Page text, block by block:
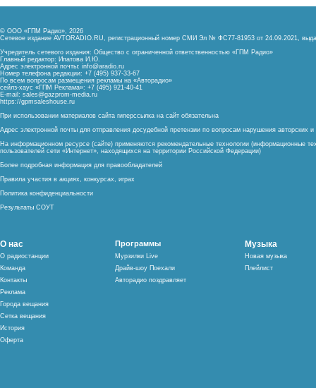
© ООО «ГПМ Радио», 2026
Сетевое издание AVTORADIO.RU, регистрационный номер СМИ Эл № ФС77-81953 от 24.09.2021,
Учредитель сетевого издания: Общество с ограниченной ответственностью «ГПМ Радио»
Главный редактор: Ипатова И.Ю.
Адрес электронной почты: info@aradio.ru
Номер телефона редакции: +7 (495) 937-33-67
По всем вопросам размещения рекламы на «Авторадио»
сейлз-хаус «ГПМ Реклама»: +7 (495) 921-40-41
E-mail: sales@gazprom-media.ru
https://gpmsaleshouse.ru
При использовании материалов сайта гиперссылка на сайт обязательна
Адрес электронной почты для отправления досудебной претензии по вопросам нарушения авторских
На информационном ресурсе (сайте) применяются рекомендательные технологии (информационные
пользователей сети «Интернет», находящихся на территории Российской Федерации)
Более подробная информация для правообладателей
Правила участия в акциях, конкурсах, играх
Политика конфиденциальности
Результаты СОУТ
О нас
О радиостанции
Команда
Контакты
Реклама
Города вещания
Сетка вещания
История
Оферта
Программы
Мурзилки Live
Драйв-шоу Поехали
Авторадио поздравляет
Музыка
Новая музыка
Плейлист